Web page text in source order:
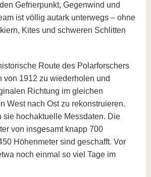
Gefrierpunkt, Gegenwind und
ist völlig autark unterwegs – ohne
Kites und schweren Schlitten
Route des Polarforschers
von 1912 zu wiederholen und
Richtung im gleichen
West nach Ost zu rekonstruieren.
sie hochaktuelle Messdaten. Die
von insgesamt knapp 700
Höhenmeter sind geschafft. Vor
noch einmal so viel Tage im